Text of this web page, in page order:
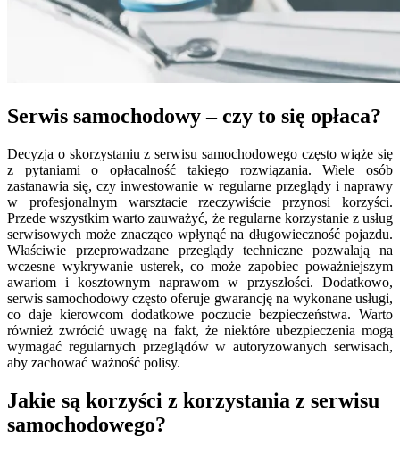
Serwis samochodowy – czy to się opłaca?
Decyzja o skorzystaniu z serwisu samochodowego często wiąże się
z pytaniami o opłacalność takiego rozwiązania. Wiele osób
zastanawia się, czy inwestowanie w regularne przeglądy i naprawy
w profesjonalnym warsztacie rzeczywiście przynosi korzyści.
Przede wszystkim warto zauważyć, że regularne korzystanie z usług
serwisowych może znacząco wpłynąć na długowieczność pojazdu.
Właściwie przeprowadzane przeglądy techniczne pozwalają na
wczesne wykrywanie usterek, co może zapobiec poważniejszym
awariom i kosztownym naprawom w przyszłości. Dodatkowo,
serwis samochodowy często oferuje gwarancję na wykonane usługi,
co daje kierowcom dodatkowe poczucie bezpieczeństwa. Warto
również zwrócić uwagę na fakt, że niektóre ubezpieczenia mogą
wymagać regularnych przeglądów w autoryzowanych serwisach,
aby zachować ważność polisy.
Jakie są korzyści z korzystania z serwisu
samochodowego?